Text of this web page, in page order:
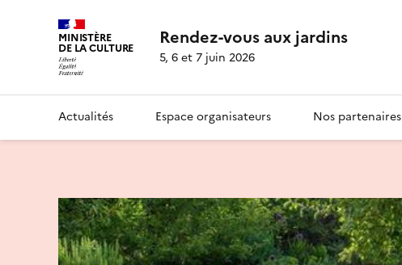
MINISTÈRE
DE LA CULTURE Rendez-vous aux jardins
5, 6 et 7 juin 2026
Actualités Espace organisateurs Nos partenaires